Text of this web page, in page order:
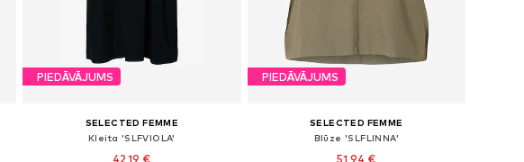
PIEDĀVĀJUMS
SELECTED FEMME
Kleita 'SLFVIOLA'
42,19 €
PIEDĀVĀJUMS
SELECTED FEMME
Blūze 'SLFLINNA'
51,94 €